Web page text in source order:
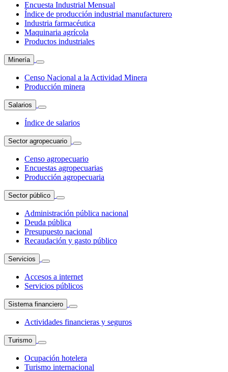
Encuesta Industrial Mensual
Índice de producción industrial manufacturero
Industria farmacéutica
Maquinaria agrícola
Productos industriales
Minería
Censo Nacional a la Actividad Minera
Producción minera
Salarios
Índice de salarios
Sector agropecuario
Censo agropecuario
Encuestas agropecuarias
Producción agropecuaria
Sector público
Administración pública nacional
Deuda pública
Presupuesto nacional
Recaudación y gasto público
Servicios
Accesos a internet
Servicios públicos
Sistema financiero
Actividades financieras y seguros
Turismo
Ocupación hotelera
Turismo internacional